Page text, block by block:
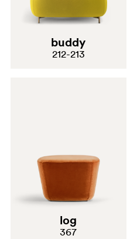
buddy
212-213
log
367